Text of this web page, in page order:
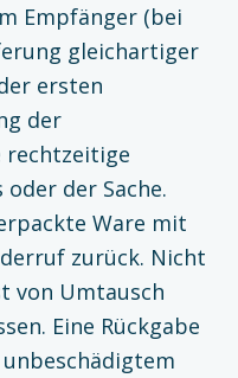
Empfänger (bei
gleichartiger
ersten
der
der Sache.
Ware mit
zurück. Nicht
von Umtausch
Eine Rückgabe